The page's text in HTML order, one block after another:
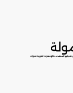
المتعددة كالإشعارات الفورية قنوات